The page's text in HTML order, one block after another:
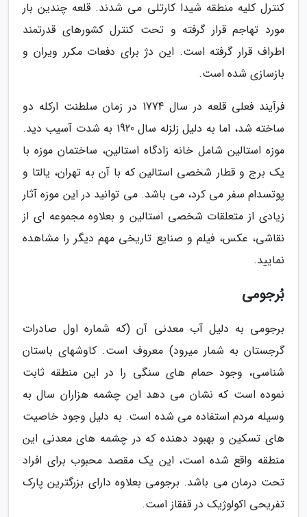
کنترل کلیه منطقه شیدا کارتلی می شدند. قلعه چندین بار
مورد تهاجم قرار گرفته و تحت کنترل کشورهای قدرتمند
اطراف قرار گرفته است. این دژ برای دفعات مکرر ویران و
بازسازی شده است.
فرآیند فعلی قلعه در سال 1774 در زمان سلطنت ارکله دو
ساخته شد، اما به دلیل زلزله سال 1920 به شدت آسیب دید.
موزه استالین شامل خانه زادگاه استالین، ساختمان موزه با
یک برج و قطار شخصی استالین که با آن به تهران، یالتا و
پوتسدام سفر می کرد، می باشد. می توانید در این موزه آثار
زیادی از متعلقات شخصی استالین و بعلاوه مجموعه ای از
نقاشی، عکس، فیلم و صنایع تاریخی مهم دیگر را مشاهده
نمایید.
بُرجومی
برجومی به دلیل آب معدنی آن (که شماره اول صادرات
گرجستان به شمار میرود) معروف است. کاوشهای باستان
شناسی، وجود حمام های سنگی را در این منطقه ثابت
نموده است که نشان می دهد این چشمه هزاران سال به
وسیله مردم استفاده می شده است. به دلیل وجود خاصیت
های تسکین و بهبود دهنده که در چشمه های معدنی این
منطقه واقع شده است، این یک مقصد محبوب برای افراد
تحت درمان می باشد. برجومی بعلاوه دارای بزرگترین پارک
تفریحی اکولوژیک در قفقاز است.